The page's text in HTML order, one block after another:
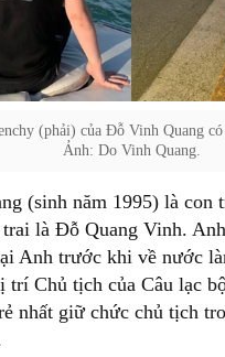
(phải) của Đỗ Vinh Quang
Ảnh: Do Vinh Quang.
(sinh năm 1995) là con
là Đỗ Quang Vinh.
Anh trước khi về nước
trí Chủ tịch của Câu lạc
nhất giữ chức chủ tịch